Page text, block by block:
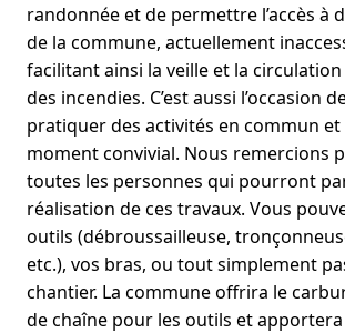
randonnée et de permettre l’accès à
de la commune, actuellement
facilitant ainsi la veille et la
des incendies. C’est aussi l’occasion
pratiquer des activités en commun et
moment convivial. Nous remercions
toutes les personnes qui pourront
réalisation de ces travaux. Vous
outils (débroussailleuse,
etc.), vos bras, ou tout simplement
chantier. La commune offrira le
de chaîne pour les outils et